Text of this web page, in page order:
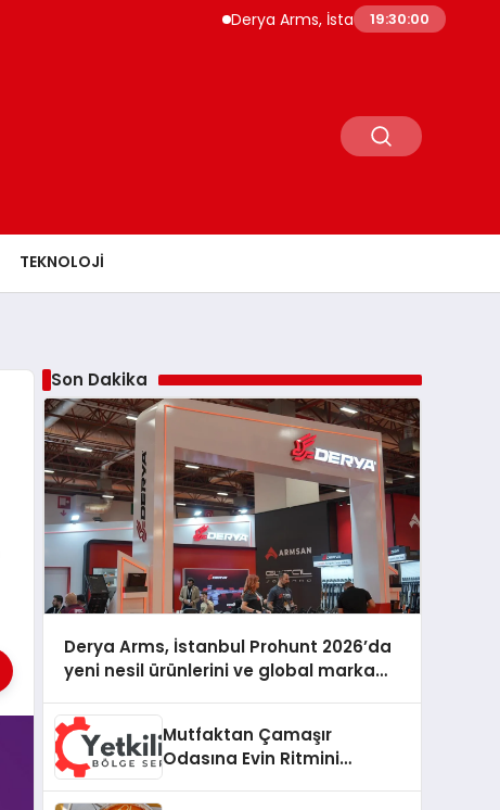
Derya Arms, İstanbul Prohunt 2026’da
19:30:01
TEKNOLOJI
Son Dakika
Derya Arms, İstanbul Prohunt 2026’da
yeni nesil ürünlerini ve global marka
Mutfaktan Çamaşır
Odasına Evin Ritmini